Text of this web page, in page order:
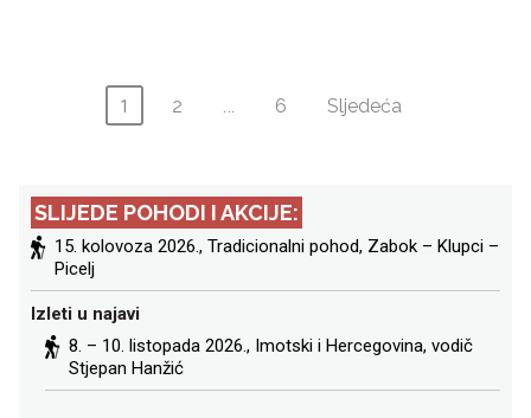
Brojevi
objava
1 2 6 Sljedeća
SLIJEDE POHODI I AKCIJE:
15. kolovoza 2026., Tradicionalni pohod, Zabok – Klupci –
Picelj
Izleti u najavi
8. – 10. listopada 2026., Imotski i Hercegovina, vodič
Stjepan Hanžić